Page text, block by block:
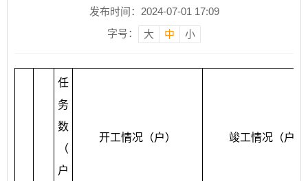
发布时间：2024-07-01 17:09
字号：
大 中 小
任
务
数
（
户
开工情况（户） 竣工情况（户）